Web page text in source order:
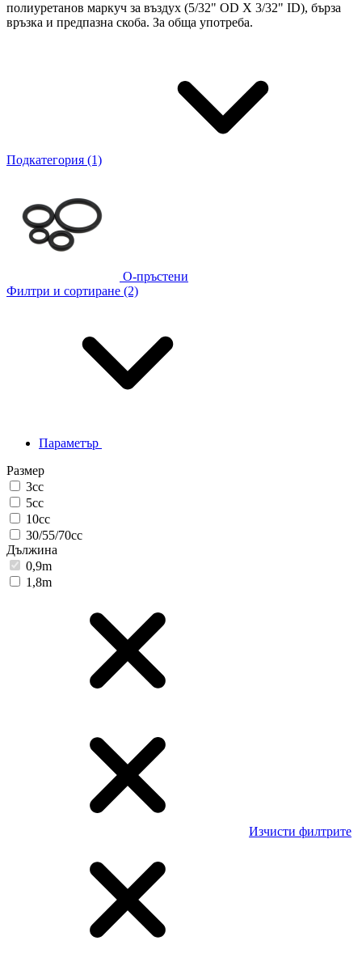
полиуретанов маркуч за въздух (5/32" OD X 3/32" ID), бърза
връзка и предпазна скоба. За обща употреба.
Подкатегория (1)
О-пръстени
Филтри и сортиране (2)
Параметър
Размер
3cc
5cc
10cc
30/55/70cc
Дължина
0,9m
1,8m
Изчисти филтрите